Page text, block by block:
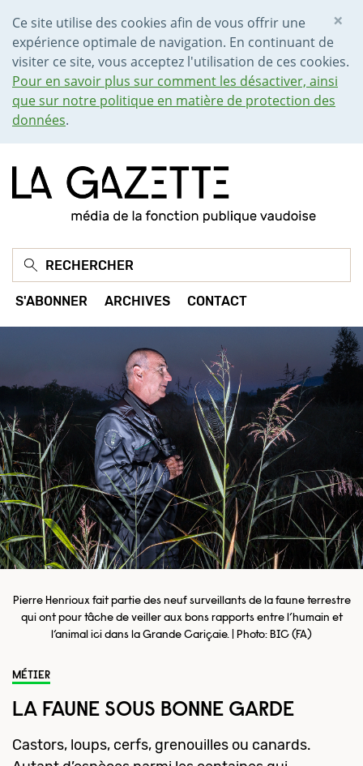
Ce site utilise des cookies afin de vous offrir une
expérience optimale de navigation. En continuant de
visiter ce site, vous acceptez l'utilisation de ces cookies.
Pour en savoir plus sur comment les désactiver, ainsi
que sur notre politique en matière de protection des
données.
×
S'ABONNER ARCHIVES CONTACT
Pierre Henrioux fait partie des neuf surveillants de la faune terrestre
qui ont pour tâche de veiller aux bons rapports entre l’humain et
l’animal ici dans la Grande Cariçaie. | Photo: BIC (FA)
MÉTIER
LA FAUNE SOUS BONNE GARDE
Castors, loups, cerfs, grenouilles ou canards.